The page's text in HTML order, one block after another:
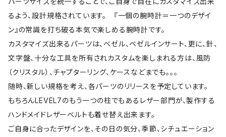
るよう、設計規格されています。 『一個の腕時計＝一つのデザイ
ン』の常識を打ち破る本気で楽しめる腕時計です。
カスタマイズ出来るパーツは、ベゼル、ベゼルインサート、更に、針、
文字盤、十分な工具を所有されカスタムを楽しまれる方は、風防
（クリスタル）、チャプターリング、ケースなどまでも。。。
随時、新しい規格を考え、各パーツのリリースを予定しています。
もちろんLEVEL7のもう一つの柱でもあるレザー部門が、製作する
ハンドメイドレザーベルトも着せ替え出来ます。
ご自身に合ったデザインを、その日の気分、季節、シチュエーション